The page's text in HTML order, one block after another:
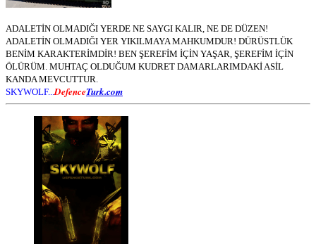
ADALETİN OLMADIĞI YERDE NE SAYGI KALIR, NE DE DÜZEN!
ADALETİN OLMADIĞI YER YIKILMAYA MAHKUMDUR! DÜRÜSTLÜK
BENİM KARAKTERİMDİR! BEN ŞEREFİM İÇİN YAŞAR, ŞEREFİM İÇİN
ÖLÜRÜM. MUHTAÇ OLDUĞUM KUDRET DAMARLARIMDAKİ ASİL
KANDA MEVCUTTUR.
SKYWOLF...DefenceTurk.com